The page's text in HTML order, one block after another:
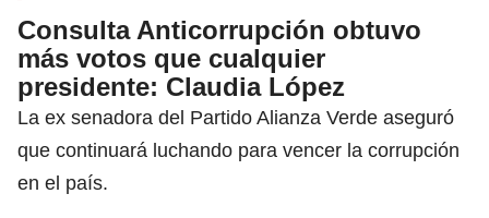
Consulta Anticorrupción obtuvo
más votos que cualquier
presidente: Claudia López
La ex senadora del Partido Alianza Verde aseguró
que continuará luchando para vencer la corrupción
en el país.